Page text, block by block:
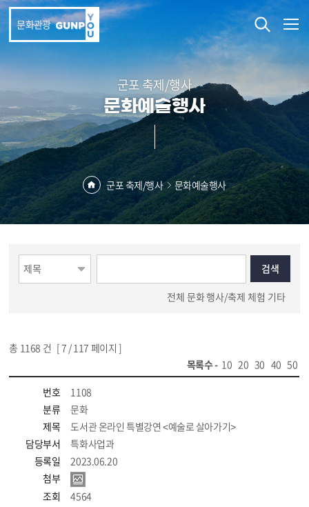
본문 바로가기
문화관광
군포 축제/행사
문화예술행사
군포 축제/행사 문화예술행사
전체 문화행사/축제 체험 기타
총 1168 건 [7 / 117 페이지 ]
목록수 - 10 20 30 40 50
번호
1108
분류
문화
제목
도서관 온라인 특별강연 <예술로 살아가기>
담당부서
특화사업과
등록일
2023.06.20
첨부
조회
4564